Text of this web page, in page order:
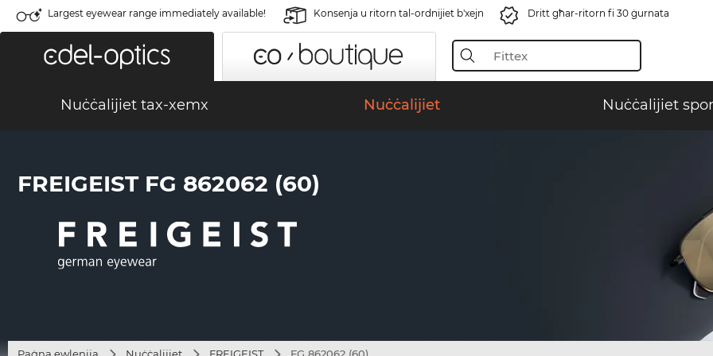
Largest eyewear range immediately available! Konsenja u ritorn tal-ordnijiet b'xejn Dritt għar-ritorn fi 30 ġurnata
Nuċċalijiet tax-xemx Nuċċalijiet Nuċċalijiet
FREIGEIST FG 862062 (60)